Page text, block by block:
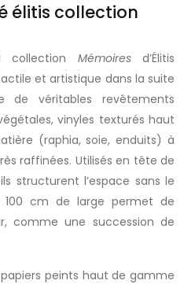
élitis collection
collection Mémoiresd’Élitis
et artistique dans la suite
de véritables revêtements
vinyles texturés haut
(raphia, soie, enduits) à
raffinées. Utilisés en tête de
structurent l’espace sans le
cm de large permet de
comme une succession de
peints haut de gamme